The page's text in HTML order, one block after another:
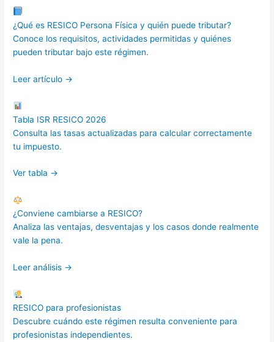
¿Qué es RESICO Persona Física y quién puede tributar?
Conoce los requisitos, actividades permitidas y quiénes
pueden tributar bajo este régimen.
Leer artículo →
Tabla ISR RESICO 2026
Consulta las tasas actualizadas para calcular correctamente
tu impuesto.
Ver tabla →
¿Conviene cambiarse a RESICO?
Analiza las ventajas, desventajas y los casos donde realmente
vale la pena.
Leer análisis →
RESICO para profesionistas
Descubre cuándo este régimen resulta conveniente para
profesionistas independientes.